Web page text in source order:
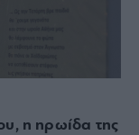
η ηρωίδα της